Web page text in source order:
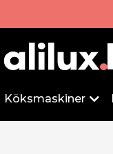
Köksmaskiner